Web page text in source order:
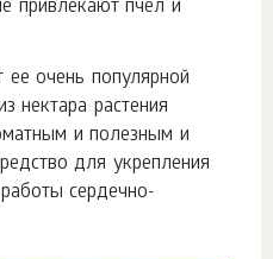
привлекают пчел и
очень популярной
нектара растения
и полезным и
для укрепления
сердечно-